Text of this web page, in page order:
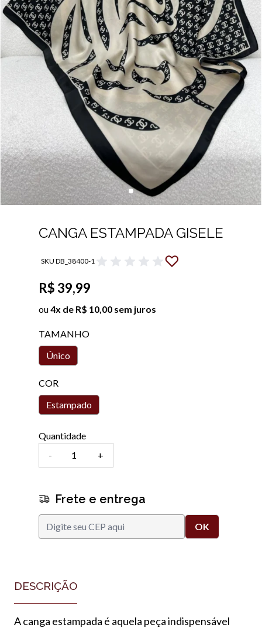
CANGA ESTAMPADA GISELE
SKU DB_38400-1
R$ 39,99
ou4x de R$ 10,00 sem juros
TAMANHO
Único
COR
Estampado
Quantidade
-
+
Frete e entrega
DESCRIÇÃO
A canga estampada é aquela peça indispensável